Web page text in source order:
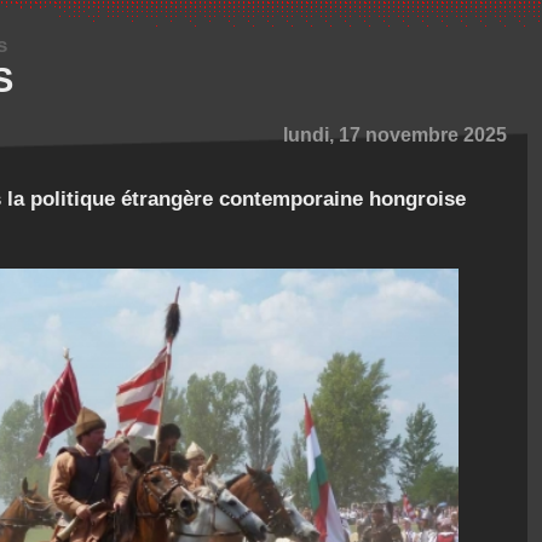
lundi, 17 novembre 2025
politique étrangère contemporaine hongroise